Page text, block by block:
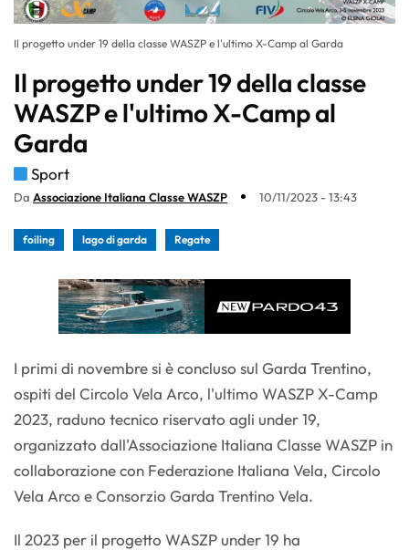
Il progetto under 19 della classe WASZP e l'ultimo X-Camp al Garda
Il progetto under 19 della classe
WASZP e l'ultimo X-Camp al
Garda
Sport
Da Associazione Italiana Classe WASZP 10/11/2023 - 13:43
foiling lago di garda Regate
I primi di novembre si è concluso sul Garda Trentino,
ospiti del Circolo Vela Arco, l'ultimo WASZP X-Camp
2023, raduno tecnico riservato agli under 19,
organizzato dall'Associazione Italiana Classe WASZP in
collaborazione con Federazione Italiana Vela, Circolo
Vela Arco e Consorzio Garda Trentino Vela.
Il 2023 per il progetto WASZP under 19 ha